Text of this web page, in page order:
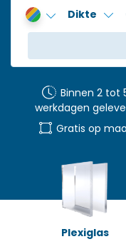
Alupanel / Dibond®
Accessoires
Dikte
Binnen 2 tot
werkdagen
Gratis op
Plexiglas